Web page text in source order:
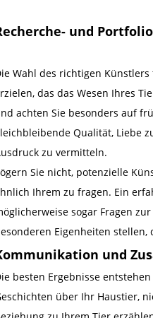
und
Wahl des richtigen
das das Wesen Ihres
achten Sie besonders auf
Qualität, Liebe
zu vermitteln.
Sie nicht, potenzielle
Ihrem zu fragen. Ein
sogar Fragen
Eigenheiten
und
besten Ergebnisse
über Ihr Haustier,